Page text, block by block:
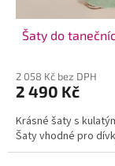
Šaty do
2 058 Kč bez DPH
2 490 Kč
Krásné šaty s
Šaty vhodné pro